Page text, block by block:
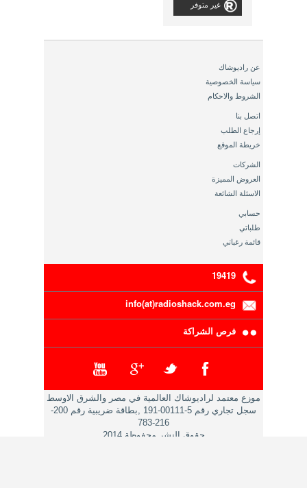
غير متوفر
عن راديوشاك
سياسة الخصوصية
الشروط والاحكام
اتصل بنا
إرجاع الطلب
خريطة الموقع
الشركات
العروض المميزة
الاسئلة الشائعة
حسابي
طلباتي
قائمة رغباتي
19419
info(at)radioshack.com.eg
فرص الشراكة
موزع معتمد لراديوشاك العالمية في مصر والشرق الاوسط
سجل تجاري رقم 5-00111-191 ,بطاقة ضريبية رقم 200-
216-783
حقوق النشر محفوظة 2014